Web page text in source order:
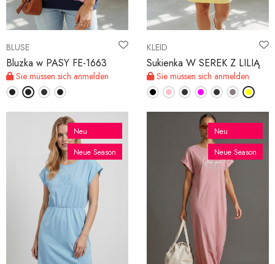
BLUSE
Bluzka w PASY FE-1663
Sie müssen sich anmelden
KLEID
Sukienka W SEREK Z LILIĄ
Sie müssen sich anmelden
Neu
Neue Season
Neu
Neue Season